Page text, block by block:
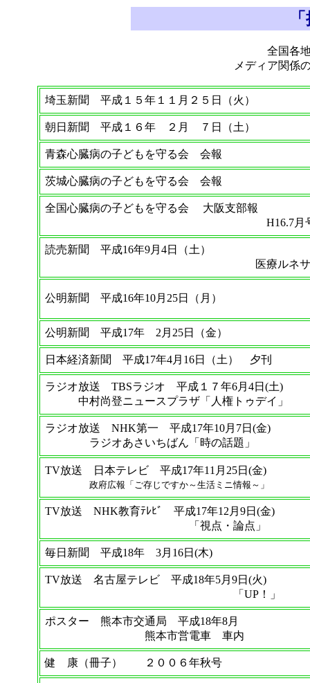
全国各
メディア関係
埼玉新聞 平成１５年１１月２５日（火）
朝日新聞 平成１６年 ２月 ７日（土）
青森心臓病の子どもを守る会 会報
茨城心臓病の子どもを守る会 会報
全国心臓病の子どもを守る会 大阪支部報
H16.7月
読売新聞 平成16年9月4日（土）
医療ルネサン
公明新聞 平成16年10月25日（月）
公明新聞 平成17年 2月25日（金）
日本経済新聞 平成17年4月16日（土） 夕刊
ラジオ放送 TBSラジオ 平成１７年6月4日(土)
中村尚登ニュースプラザ「人権トゥデイ」
ラジオ放送 NHK第一 平成17年10月7日(金)
ラジオあさいちばん「時の話題」
TV放送 日本テレビ 平成17年11月25日(金)
政府広報「ご存じですか～生活ミニ情報～」
TV放送 NHK教育ﾃﾚﾋﾞ 平成17年12月9日(金)
「視点・論点」
毎日新聞 平成18年 3月16日(木)
TV放送 名古屋テレビ 平成18年5月9日(火)
「UP！」
ポスター 熊本市交通局 平成18年8月
熊本市営電車 車内
健 康（冊子） ２００６年秋号